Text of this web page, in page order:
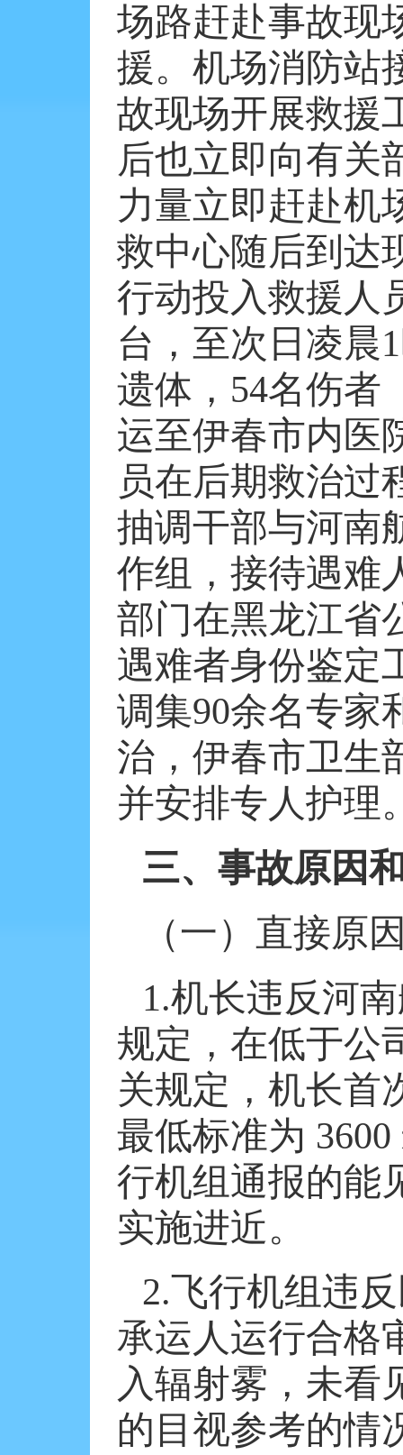
场路赶赴事故现
援。机场消防站
故现场开展救援
后也立即向有关
力量立即赶赴机
救中心随后到达
行动投入救援人
台，至次日凌晨1
遗体， 54名伤者
运至伊春市内医
员在后期救治过
抽调干部与河南
作组，接待遇难
部门在黑龙江省
遇难者身份鉴定
调集90余名专家
治，伊春市卫生
并安排专人护理
三、事故原因
（一）直接原
1.机长违反河
规定，在低于公
关规定，机长首
最低标准为 3600
行机组通报的能
实施进近。
2. 飞行机组违
承运人运行合格
入辐射雾，未看
的目视参考的情